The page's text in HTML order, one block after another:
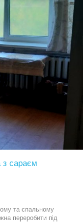
з сараєм
та спальному
переробити під